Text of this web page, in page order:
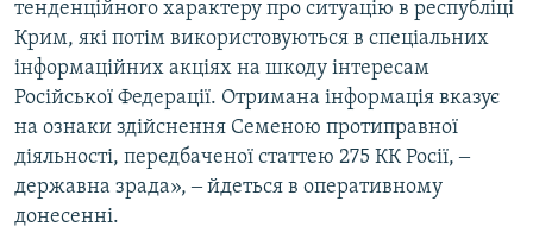
тенденційного характеру про ситуацію в республіці
Крим, які потім використовуються в спеціальних
інформаційних акціях на шкоду інтересам
Російської Федерації. Отримана інформація вказує
на ознаки здійснення Семеною протиправної
діяльності, передбаченої статтею 275 КК Росії, ‒
державна зрада», ‒ йдеться в оперативному
донесенні.